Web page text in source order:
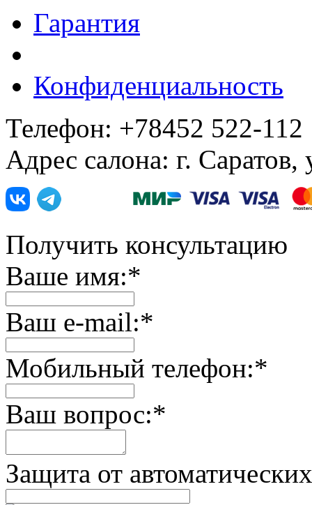
Гарантия
Конфиденциальность
Телефон: +78452 522-112
Адрес салона: г. Саратов,
Получить консультацию
Ваше имя:*
Ваш e-mail:*
Мобильный телефон:*
Ваш вопрос:*
Защита от